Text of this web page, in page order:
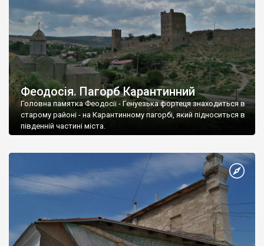
Феодосія. Пагорб Карантинний
Головна памятка Феодосії - Генуезька фортеця знаходиться в
старому районі - на Карантинному пагорбі, який підноситься в
південній частині міста.